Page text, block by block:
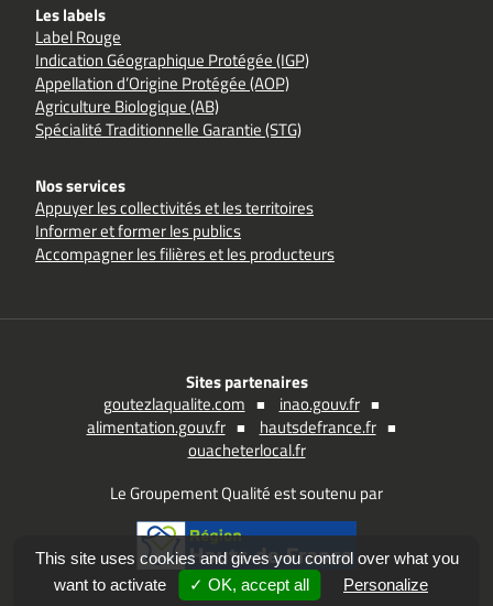
Les labels
Label Rouge
Indication Géographique Protégée (IGP)
Appellation d’Origine Protégée (AOP)
Agriculture Biologique (AB)
Spécialité Traditionnelle Garantie (STG)
Nos services
Appuyer les collectivités et les territoires
Informer et former les publics
Accompagner les filières et les producteurs
Sites partenaires
goutezlaqualite.com
inao.gouv.fr
alimentation.gouv.fr
hautsdefrance.fr
ouacheterlocal.fr
Le Groupement Qualité est soutenu par
This site uses cookies and gives you control over what you
want to activate
✓ OK, accept all Personalize